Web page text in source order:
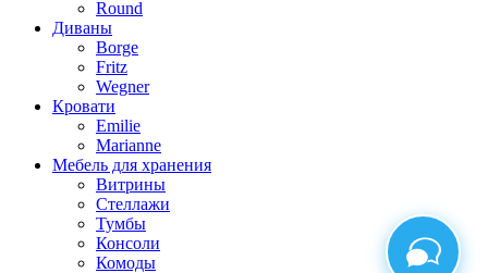
Round
Диваны
Borge
Fritz
Wegner
Кровати
Emilie
Marianne
Мебель для хранения
Витрины
Стеллажи
Тумбы
Консоли
Комоды